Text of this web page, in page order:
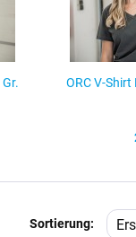
ORC V-
Sortierung: